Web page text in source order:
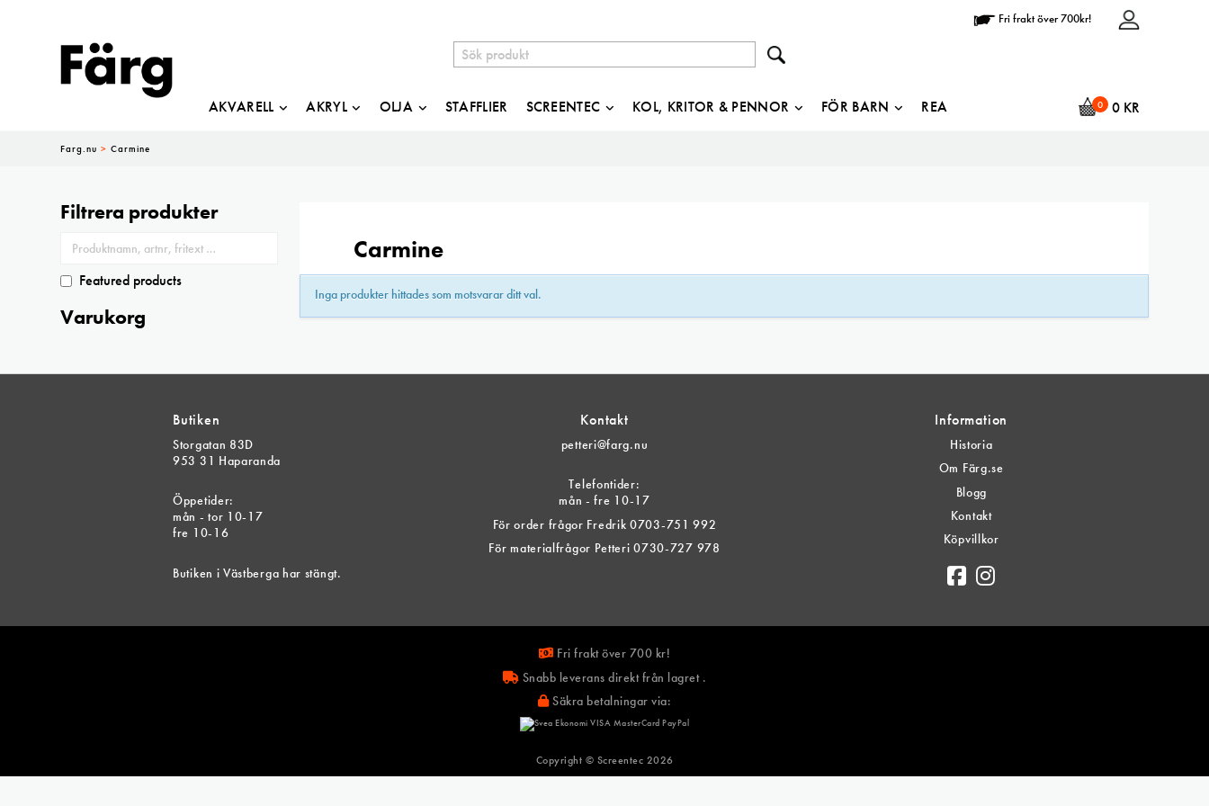
Fri frakt över 700kr!
0 0 KR
AKVARELL AKRYL OLJA STAFFLIER SCREENTEC KOL, KRITOR & PENNOR FÖR BARN REA
Farg.nu >Carmine
Carmine
Inga produkter hittades som motsvarar ditt val.
Filtrera produkter
Featured products
Varukorg
Butiken
Storgatan 83D
953 31 Haparanda
Öppetider:
mån - tor 10-17
fre 10-16
Butiken i Västberga har stängt.
Kontakt
petteri@farg.nu
Telefontider:
mån - fre 10-17
För order frågor Fredrik 0703-751 992
För materialfrågor Petteri 0730-727 978
Information
Historia
Om Färg.se
Blogg
Kontakt
Köpvillkor
Fri frakt över 700 kr!
Snabb leverans direkt från lagret .
Säkra betalningar via:
Copyright © Screentec 2026